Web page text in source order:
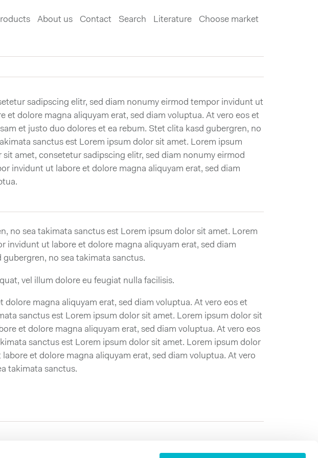
About us Contact Search Literature Choose market
sadipscing elitr, sed diam nonumy eirmod tempor invidunt ut
et dolore magna aliquyam erat, sed diam voluptua. At vero eos et
et justo duo dolores et ea rebum. Stet clita kasd gubergren, no
sanctus est Lorem ipsum dolor sit amet. Lorem ipsum
sit amet, consetetur sadipscing elitr, sed diam nonumy eirmod
invidunt ut labore et dolore magna aliquyam erat, sed diam
no sea takimata sanctus est Lorem ipsum dolor sit amet. Lorem
ut labore et dolore magna aliquyam erat, sed diam
no sea takimata sanctus.
vel illum dolore eu feugiat nulla facilisis.
magna aliquyam erat, sed diam voluptua. At vero eos et
sanctus est Lorem ipsum dolor sit amet. Lorem ipsum dolor sit
et dolore magna aliquyam erat, sed diam voluptua. At vero eos
sanctus est Lorem ipsum dolor sit amet. Lorem ipsum dolor
et dolore magna aliquyam erat, sed diam voluptua. At vero
takimata sanctus.